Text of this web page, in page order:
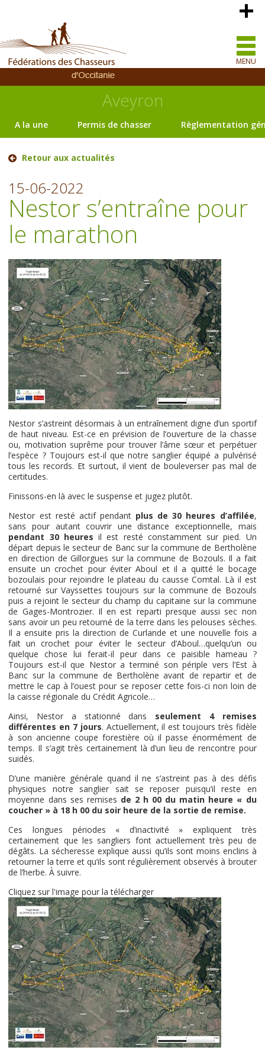
MENU
Aveyron
A la une Permis de chasser Règlementation
Retour aux actualités
15-06-2022
Nestor s’entraîne pour
le marathon
Nestor s’astreint désormais à un entraînement digne d’un sportif
de haut niveau. Est-ce en prévision de l’ouverture de la chasse
ou, motivation suprême pour trouver l’âme sœur et perpétuer
l’espèce ? Toujours est-il que notre sanglier équipé a pulvérisé
tous les records. Et surtout, il vient de bouleverser pas mal de
certitudes.
Finissons-en là avec le suspense et jugez plutôt.
Nestor est resté actif pendant plus de 30 heures d’affilée,
sans pour autant couvrir une distance exceptionnelle, mais
pendant 30 heures il est resté constamment sur pied. Un
départ depuis le secteur de Banc sur la commune de Bertholène
en direction de Gillorgues sur la commune de Bozouls. Il a fait
ensuite un crochet pour éviter Aboul et il a quitté le bocage
bozoulais pour rejoindre le plateau du causse Comtal. Là il est
retourné sur Vayssettes toujours sur la commune de Bozouls
puis a rejoint le secteur du champ du capitaine sur la commune
de Gages-Montrozier. Il en est reparti presque aussi sec non
sans avoir un peu retourné de la terre dans les pelouses sèches.
Il a ensuite pris la direction de Curlande et une nouvelle fois a
fait un crochet pour éviter le secteur d’Aboul…quelqu’un ou
quelque chose lui ferait-il peur dans ce paisible hameau ?
Toujours est-il que Nestor a terminé son périple vers l’Est à
Banc sur la commune de Bertholène avant de repartir et de
mettre le cap à l’ouest pour se reposer cette fois-ci non loin de
la caisse régionale du Crédit Agricole…
Ainsi, Nestor a stationné dans seulement 4 remises
différentes en 7 jours. Actuellement, il est toujours très fidèle
à son ancienne coupe forestière où il passe énormément de
temps. Il s’agit très certainement là d’un lieu de rencontre pour
suidés.
D’une manière générale quand il ne s’astreint pas à des défis
physiques notre sanglier sait se reposer puisqu’il reste en
moyenne dans ses remises de 2 h 00 du matin heure « du
coucher » à 18 h 00 du soir heure de la sortie de remise.
Ces longues périodes « d’inactivité » expliquent très
certainement que les sangliers font actuellement très peu de
dégâts. La sécheresse explique aussi qu’ils sont moins enclins à
retourner la terre et qu’ils sont régulièrement observés à brouter
de l’herbe. À suivre.
Cliquez sur l'image pour la télécharger